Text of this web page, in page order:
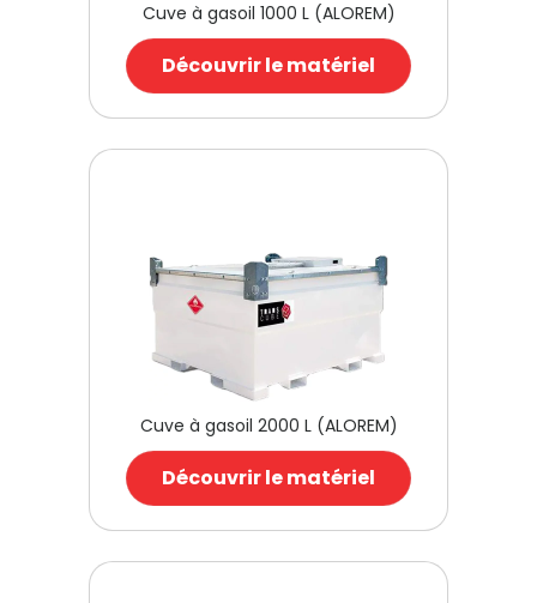
Cuve à gasoil 1000 L (ALOREM)
Découvrir le matériel
Cuve à gasoil 2000 L (ALOREM)
Découvrir le matériel